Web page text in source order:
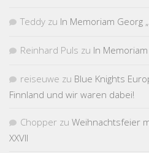
Teddy zu In Memoriam Georg
Reinhard Puls zu In
reiseuwe zu Blue Knights
Finnland und wir waren dabei!
Chopper zu Weihnachtsfeier
XXVII